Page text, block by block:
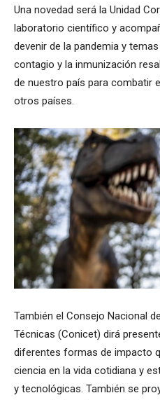
Una novedad será la Unidad
laboratorio científico y
devenir de la pandemia y
contagio y la inmunización
de nuestro país para combatir
otros países.
También el Consejo Nacional
Técnicas (Conicet) dirá
diferentes formas de impacto
ciencia en la vida cotidiana y
y tecnológicas. También se